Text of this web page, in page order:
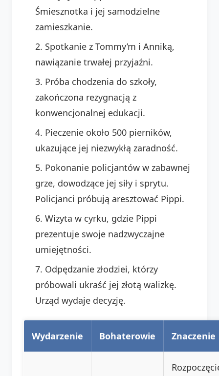
Śmiesznotka i jej samodzielne
zamieszkanie.
Spotkanie z Tommy’m i Anniką,
nawiązanie trwałej przyjaźni.
Próba chodzenia do szkoły,
zakończona rezygnacją z
konwencjonalnej edukacji.
Pieczenie około 500 pierników,
ukazujące jej niezwykłą zaradność.
Pokonanie policjantów w zabawnej
grze, dowodzące jej siły i sprytu.
Policjanci próbują aresztować Pippi.
Wizyta w cyrku, gdzie Pippi
prezentuje swoje nadzwyczajne
umiejętności.
Odpędzanie złodziei, którzy
próbowali ukraść jej złotą walizkę.
Urząd wydaje decyzję.
Wydarzenie Bohaterowie Znaczenie